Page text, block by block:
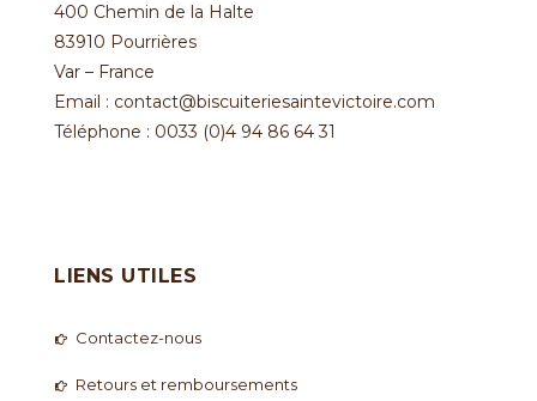
400 Chemin de la Halte
83910 Pourrières
Var – France
Email : contact@biscuiteriesaintevictoire.com
Téléphone : 0033 (0)4 94 86 64 31
LIENS UTILES
Contactez-nous
Retours et remboursements